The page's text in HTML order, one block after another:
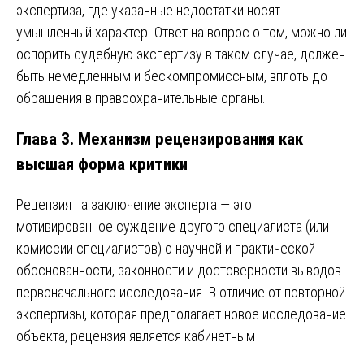
экспертиза, где указанные недостатки носят
умышленный характер. Ответ на вопрос о том, можно ли
оспорить судебную экспертизу в таком случае, должен
быть немедленным и бескомпромиссным, вплоть до
обращения в правоохранительные органы.
Глава 3. Механизм рецензирования как
высшая форма критики
Рецензия на заключение эксперта — это
мотивированное суждение другого специалиста (или
комиссии специалистов) о научной и практической
обоснованности, законности и достоверности выводов
первоначального исследования. В отличие от повторной
экспертизы, которая предполагает новое исследование
объекта, рецензия является кабинетным